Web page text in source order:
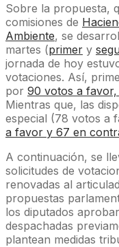
Sobre la propuesta,
comisiones de
Ambiente, se
martes (primer y
jornada de hoy
votaciones. Así,
por 90 votos a
Mientras que, las
especial (78 votos a
a favor y 67 en
A continuación, se
solicitudes de
renovadas al
propuestas
los diputados
despachadas
plantean medidas